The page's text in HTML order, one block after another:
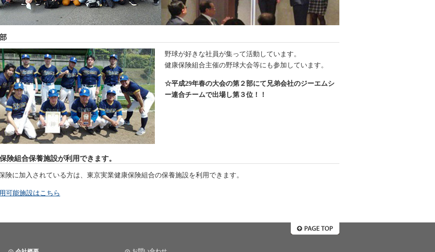
野球が好きな社員が集って活動しています。
健康保険組合主催の野球大会等にも参加しています。
☆平成29年春の大会の第２部にて兄弟会社のジーエムシ
ー連合チームで出場し第３位！！
険組合保養施設が利用できます。
険に加入されている方は、東京実業健康保険組合の保養施設を利用できます。
可能施設はこちら